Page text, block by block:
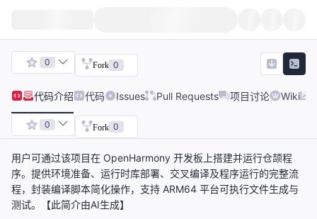
0 Fork 0
代码介绍 代码 Issues Pull Requests 项目讨论 Wiki
0 Fork 0
用户可通过该项目在 OpenHarmony 开发板上搭建并运行仓颉程
序。提供环境准备、运行时库部署、交叉编译及程序运行的完整流
程，封装编译脚本简化操作，支持 ARM64 平台可执行文件生成与
测试。【此简介由AI生成】